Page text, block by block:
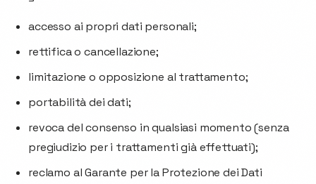
accesso ai propri dati personali;
rettifica o cancellazione;
limitazione o opposizione al trattamento;
portabilità dei dati;
revoca del consenso in qualsiasi momento (senza
pregiudizio per i trattamenti già effettuati);
reclamo al Garante per la Protezione dei Dati